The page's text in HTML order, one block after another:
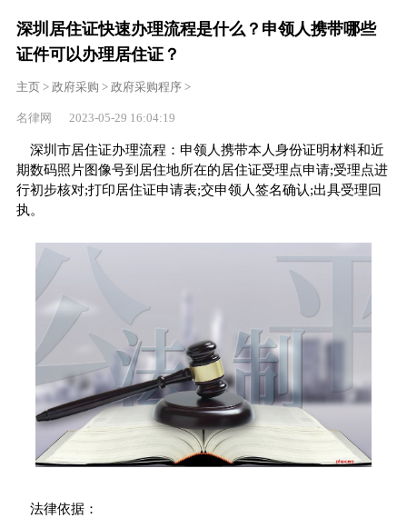
深圳居住证快速办理流程是什么？申领人携带哪些
证件可以办理居住证？
主页> 政府采购 > 政府采购程序>
名律网 2023-05-29 16:04:19
深圳市居住证办理流程：申领人携带本人身份证明材料和近
期数码照片图像号到居住地所在的居住证受理点申请;受理点进
行初步核对;打印居住证申请表;交申领人签名确认;出具受理回
执。
法律依据：